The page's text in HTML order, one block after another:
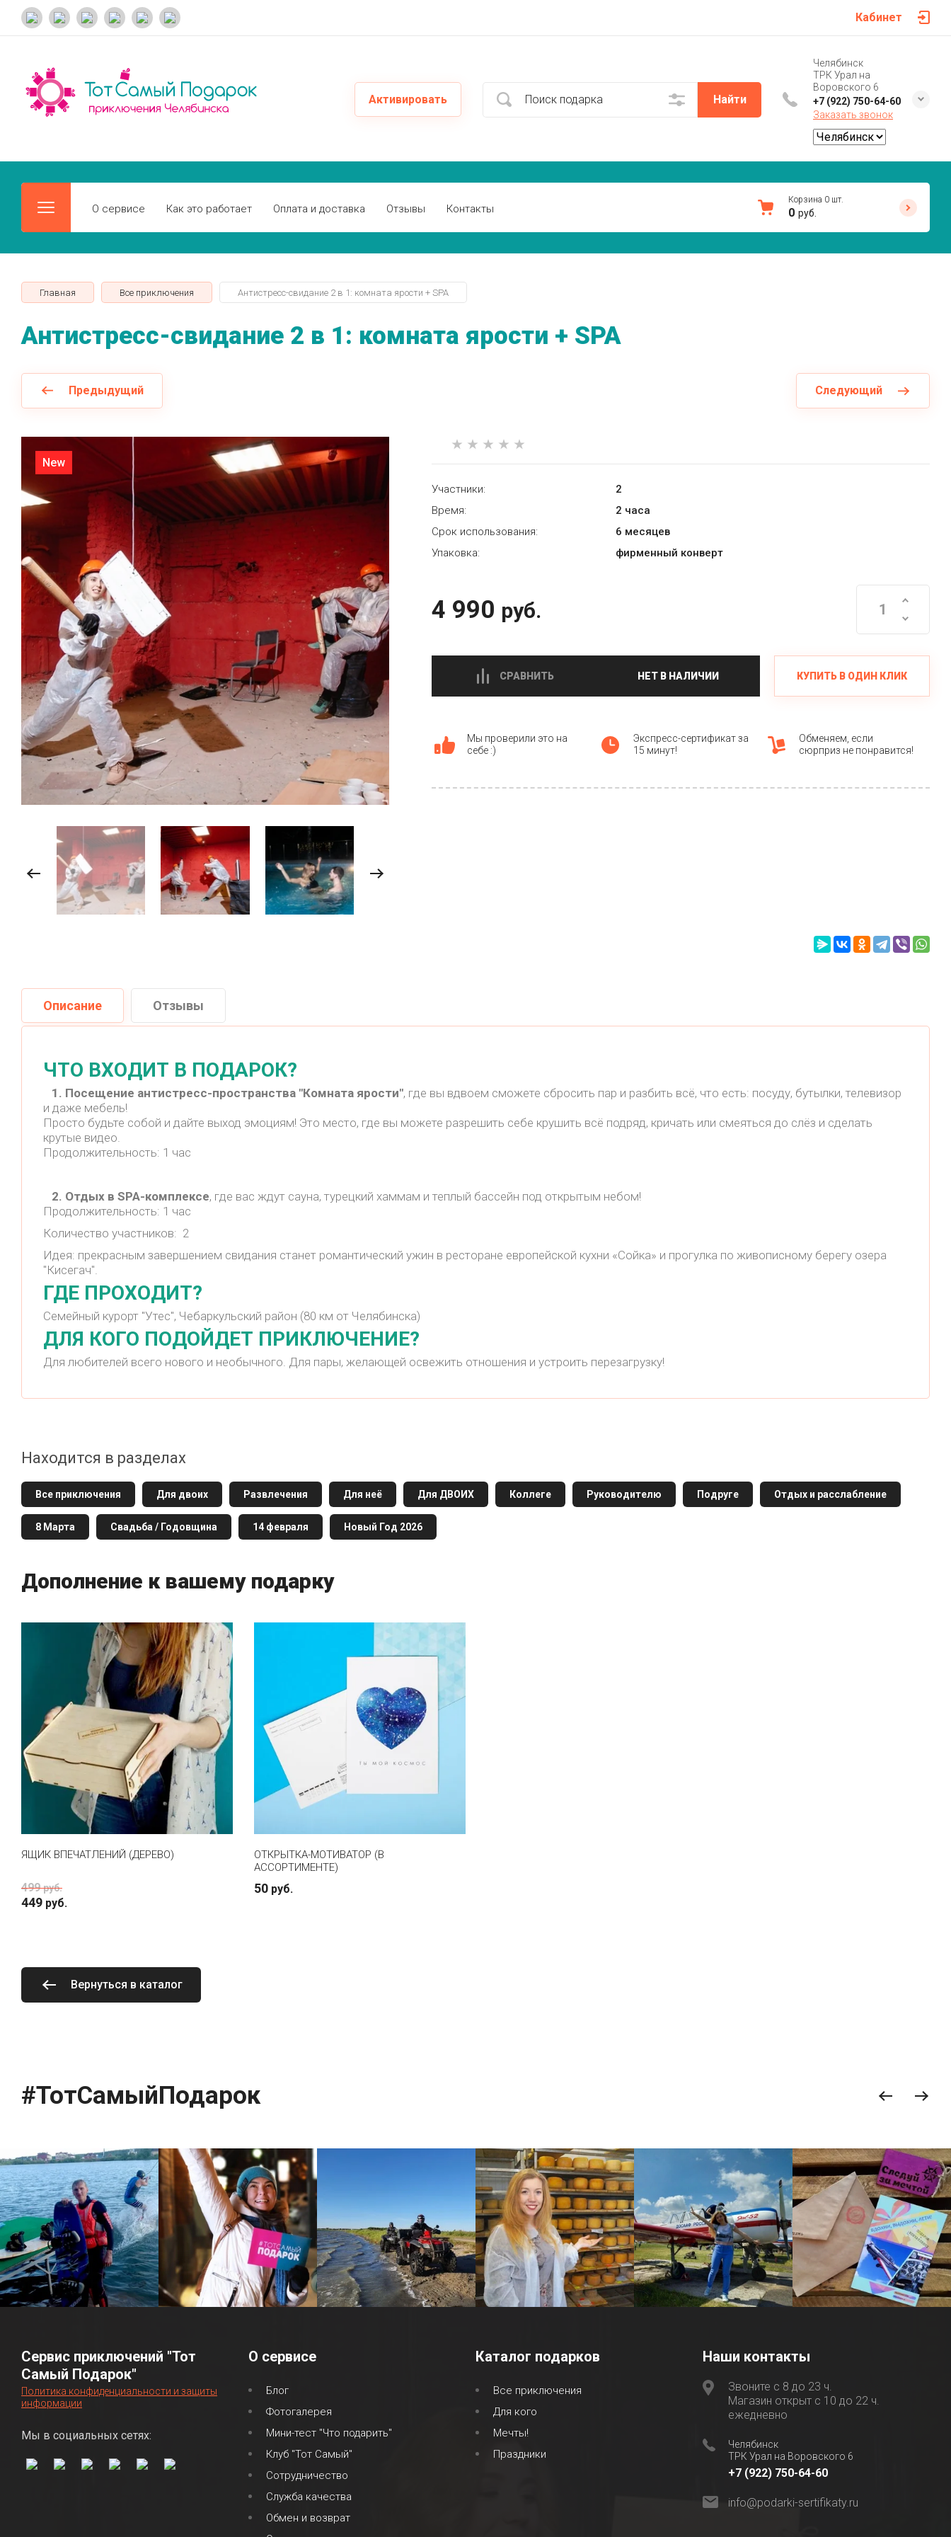
Кабинет
Активировать Найти
Челябинск
ТРК Урал на
Воровского 6
+7 (922) 750-64-60
Заказать звонок
О сервисе Как это работает Оплата и доставка Отзывы Контакты
Корзина 0 шт.
0 руб.
Главная Все приключения Антистресс-свидание 2 в 1: комната ярости + SPA
Антистресс-свидание 2 в 1: комната ярости + SPA
Предыдущий Следующий
New
Участники:
2
Время:
2 часа
Срок использования:
6 месяцев
Упаковка:
фирменный конверт
4 990 руб.
СРАВНИТЬ НЕТ В НАЛИЧИИ КУПИТЬ В ОДИН КЛИК
Мы проверили это на
себе :)
Экспресс-сертификат за
15 минут!
Обменяем, если
сюрприз не понравится!
Описание Отзывы
ЧТО ВХОДИТ В ПОДАРОК?
1. Посещение антистресс-пространства "Комната ярости", где вы вдвоем сможете сбросить пар и разбить всё, что есть: посуду, бутылки, телевизор
и даже мебель!
Просто будьте собой и дайте выход эмоциям! Это место, где вы можете разрешить себе крушить всё подряд, кричать или смеяться до слёз и сделать
крутые видео.
Продолжительность: 1 час
2. Отдых в SPA-комплексе, где вас ждут сауна, турецкий хаммам и теплый бассейн под открытым небом!
Продолжительность: 1 час
Количество участников: 2
Идея: прекрасным завершением свидания станет романтический ужин в ресторане европейской кухни «Сойка» и прогулка по живописному берегу озера
"Кисегач".
ГДЕ ПРОХОДИТ?
Семейный курорт "Утес", Чебаркульский район (80 км от Челябинска)
ДЛЯ КОГО ПОДОЙДЕТ ПРИКЛЮЧЕНИЕ?
Для любителей всего нового и необычного. Для пары, желающей освежить отношения и устроить перезагрузку!
Находится в разделах
Все приключения Для двоих Развлечения Для неё Для ДВОИХ Коллеге Руководителю Подруге Отдых и расслабление
8 Марта Свадьба / Годовщина 14 февраля Новый Год 2026
Дополнение к вашему подарку
ЯЩИК ВПЕЧАТЛЕНИЙ (ДЕРЕВО)
499 руб.
449 руб.
ОТКРЫТКА-МОТИВАТОР (В
АССОРТИМЕНТЕ)
50 руб.
Вернуться в каталог
#ТотСамыйПодарок
Сервис приключений "Тот
Самый Подарок"
Политика конфиденциальности и защиты
информации
Мы в социальных сетях:
О сервисе
Блог
Фотогалерея
Мини-тест "Что подарить"
Клуб "Тот Самый"
Сотрудничество
Служба качества
Обмен и возврат
Каталог подарков
Все приключения
Для кого
Мечты!
Праздники
Наши контакты
Звоните с 8 до 23 ч.
Магазин открыт с 10 до 22 ч.
ежедневно
Челябинск
ТРК Урал на Воровского 6
+7 (922) 750-64-60
info@podarki-sertifikaty.ru